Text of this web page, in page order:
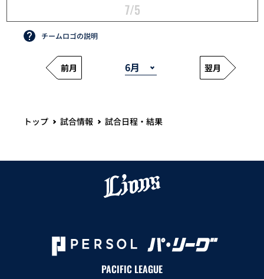
7/5
チームロゴの説明
前月 翌月
トップ 試合情報 試合日程・結果
PACIFIC LEAGUE